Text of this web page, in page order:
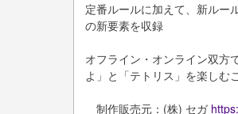
定番ルールに加えて、新ルー
の新要素を収録
オフライン・オンライン双方
よ」と「テトリス」を楽しむ
制作販売元：(株) セガ